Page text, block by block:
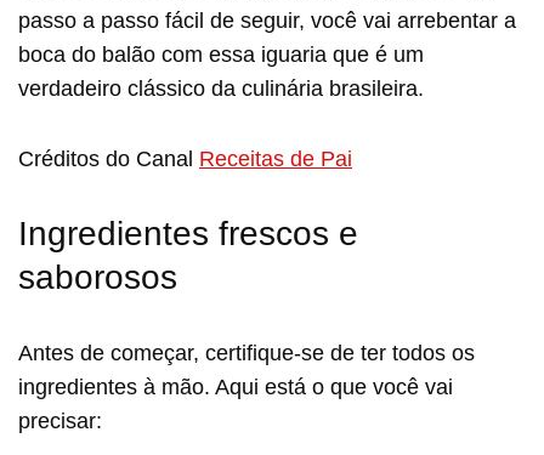
passo a passo fácil de seguir, você vai arrebentar a
boca do balão com essa iguaria que é um
verdadeiro clássico da culinária brasileira.
Créditos do Canal Receitas de Pai
Ingredientes frescos e
saborosos
Antes de começar, certifique-se de ter todos os
ingredientes à mão. Aqui está o que você vai
precisar: